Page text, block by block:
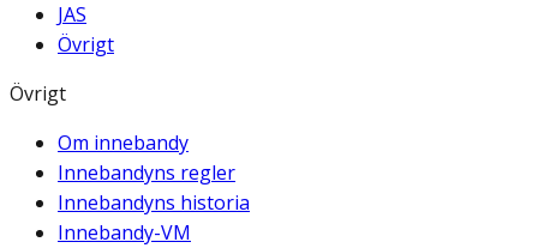
JAS
Övrigt
Övrigt
Om innebandy
Innebandyns regler
Innebandyns historia
Innebandy-VM